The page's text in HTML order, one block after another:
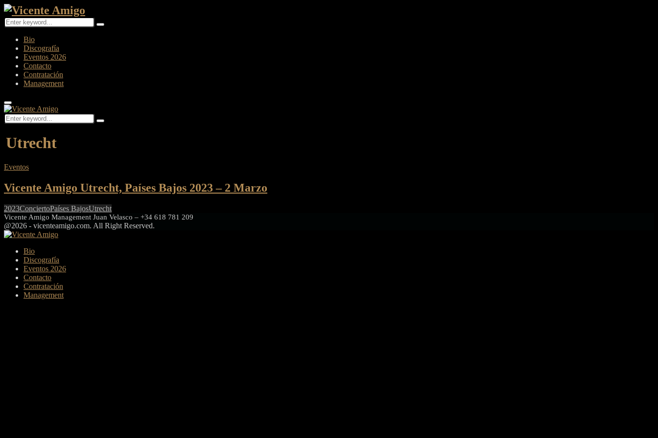
Search
for:
Search
Bio
Discografía
Eventos 2026
Contacto
Contratación
Management
Primary
Menu
Search
for:
Search
Utrecht
Eventos
Vicente Amigo Utrecht, Países Bajos 2023 – 2 Marzo
2023ConciertoPaíses BajosUtrecht
Vicente Amigo Management Juan Velasco – +34 618 781 209
@2026 - vicenteamigo.com. All Right Reserved.
Bio
Discografía
Eventos 2026
Contacto
Contratación
Management